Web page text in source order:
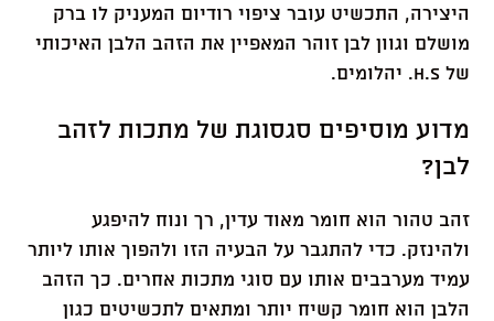
היצירה, התכשיט עובר ציפוי רודיום המעניק לו ברק
מושלם וגוון לבן זוהר המאפיין את הזהב הלבן האיכותי
של H.S. יהלומים.
מדוע מוסיפים סגסוגת של מתכות לזהב
לבן?
זהב טהור הוא חומר מאוד עדין, רך ונוח להיפגע
ולהינזק. כדי להתגבר על הבעיה הזו ולהפוך אותו ליותר
עמיד מערבבים אותו עם סוגי מתכות אחרים. כך הזהב
הלבן הוא חומר קשיח יותר ומתאים לתכשיטים כגון